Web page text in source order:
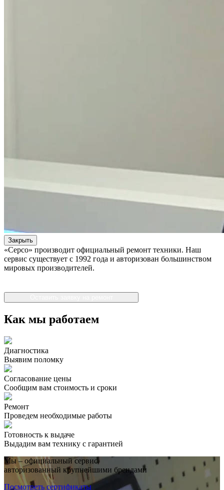
Закрыть
«Серсо» производит официальный ремонт техники. Наш
сервис существует с 1992 года и авторизован большинством
мировых производителей.
Как мы работаем
Диагностика
Выявим поломку
Согласование цены
Сообщим вам стоимость и сроки
Ремонт
Проведем необходимые работы
Готовность к выдаче
Выдадим вам технику с гарантией
Мы – официальный сервис,
авторизованный крупнейшими брендами
Посмотреть сертификаты